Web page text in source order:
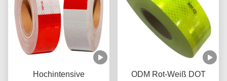
Hochintensive
ODM Rot-Weiß DOT